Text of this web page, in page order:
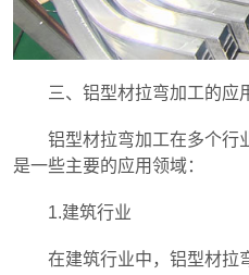
三、铝型材拉弯加工的应
铝型材拉弯加工在多个行
是一些主要的应用领域：
1.建筑行业
在建筑行业中，铝型材拉